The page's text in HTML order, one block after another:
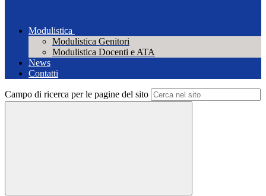
Modulistica
Modulistica Genitori
Modulistica Docenti e ATA
News
Contatti
Campo di ricerca per le pagine del sito